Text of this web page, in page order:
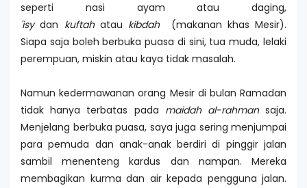
seperti nasi ayam atau daging,
'isydan kuftah atau kibdah
(makanan khas Mesir).
Siapa saja boleh berbuka puasa di sini, tua muda, lelaki
perempuan, miskin atau kaya tidak masalah.
Namun kedermawanan orang Mesir di bulan Ramadan
tidak hanya terbatas pada maidah al-rahmansaja.
Menjelang berbuka puasa, saya juga sering menjumpai
para pemuda dan anak-anak berdiri di pinggir jalan
sambil menenteng kardus dan nampan. Mereka
membagikan kurma dan air kepada pengguna jalan.